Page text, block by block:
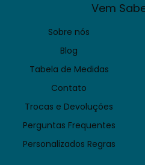
Vem
Sobre nós
Blog
Tabela de Medidas
Contato
Trocas e Devoluções
Perguntas Frequentes
Personalizados Regras